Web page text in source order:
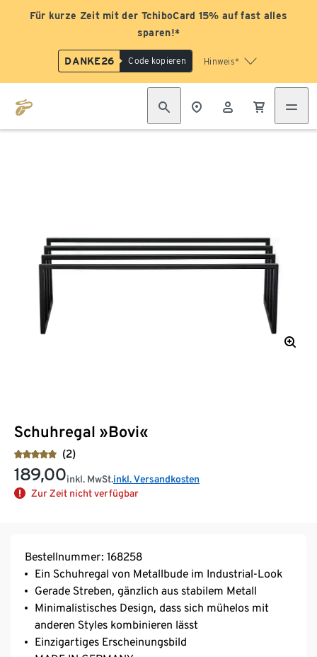
Für kurze Zeit mit der TchiboCard 15% auf fast alles
sparen!*
DANKE26 Code kopieren Hinweis*
Schuhregal »Bovi«
(2)
189,00inkl. MwSt.inkl. Versandkosten
Zur Zeit nicht verfügbar
Bestellnummer: 168258
Ein Schuhregal von Metallbude im Industrial-Look
Gerade Streben, gänzlich aus stabilem Metall
Minimalistisches Design, dass sich mühelos mit
anderen Styles kombinieren lässt
Einzigartiges Erscheinungsbild